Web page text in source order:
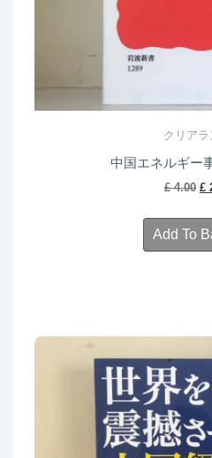
クリアラ
中国エネルギ
£4.00
£
£
Add To